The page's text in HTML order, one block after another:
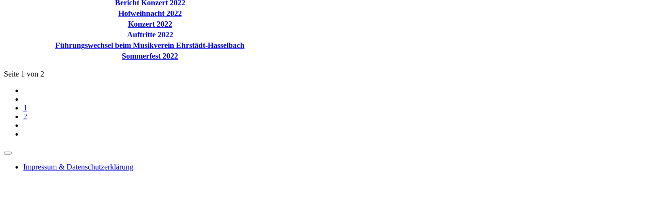
Bericht Konzert 2022
Hofweihnacht 2022
Konzert 2022
Auftritte 2022
Führungswechsel beim Musikverein Ehrstädt-Hasselbach
Sommerfest 2022
Seite 1 von 2
1
2
Impressum & Datenschutzerklärung